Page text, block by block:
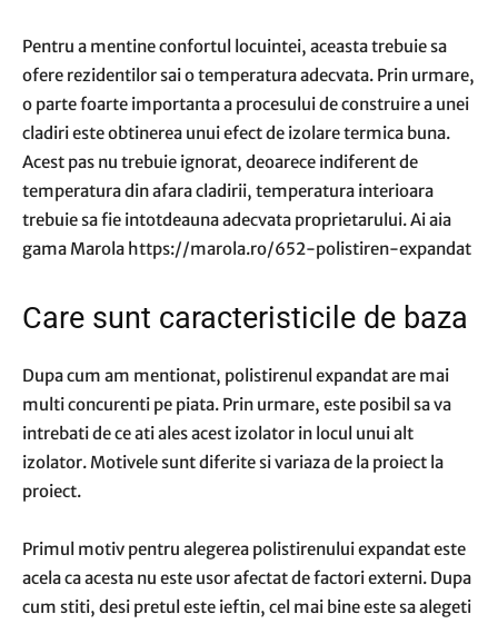
Pentru a mentine confortul locuintei, aceasta trebuie sa
ofere rezidentilor sai o temperatura adecvata. Prin urmare,
o parte foarte importanta a procesului de construire a unei
cladiri este obtinerea unui efect de izolare termica buna.
Acest pas nu trebuie ignorat, deoarece indiferent de
temperatura din afara cladirii, temperatura interioara
trebuie sa fie intotdeauna adecvata proprietarului. Ai aia
gama Marola https://marola.ro/652-polistiren-expandat
Care sunt caracteristicile de baza
Dupa cum am mentionat, polistirenul expandat are mai
multi concurenti pe piata. Prin urmare, este posibil sa va
intrebati de ce ati ales acest izolator in locul unui alt
izolator. Motivele sunt diferite si variaza de la proiect la
proiect.
Primul motiv pentru alegerea polistirenului expandat este
acela ca acesta nu este usor afectat de factori externi. Dupa
cum stiti, desi pretul este ieftin, cel mai bine este sa alegeti